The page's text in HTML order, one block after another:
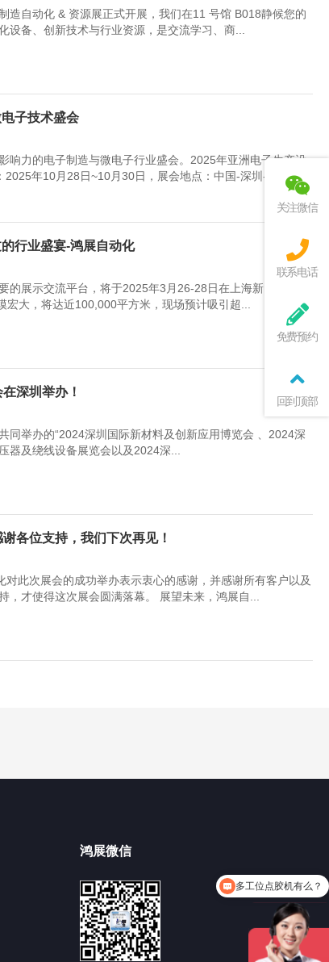
自动化 & 资源展正式开展，我们在11 号馆 B018静候您的
备、创新技术与行业资源，是交流学习、商...
子技术盛会
响力的电子制造与微电子行业盛会。2025年亚洲电子生产设
年10月28日~10月30日，展会地点：中国-深圳-宝...
行业盛宴-鸿展自动化
展示交流平台，将于2025年3月26-28日在上海新国际博览
大，将达近100,000平方米，现场预计吸引超...
深圳举办！
同举办的“2024深圳国际新材料及创新应用博览会 、2024深
器及绕线设备展览会以及2024深...
各位支持，我们下次再见！
此次展会的成功举办表示衷心的感谢，并感谢所有客户以及
才使得这次展会圆满落幕。 展望未来，鸿展自...
鸿展微信
关注微信
联系电话
免费预约
回到顶部
多工位点胶机有么？